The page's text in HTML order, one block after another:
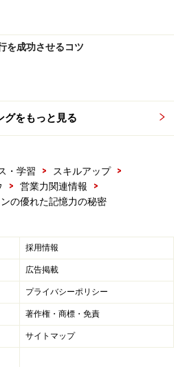
を成功させるコツ
グをもっと見る
・学習 > スキルアップ
>
> 営業力関連情報
>
の優れた記憶力の秘密
採用情報
広告掲載
プライバシーポリシー
著作権・商標・免責
サイトマップ